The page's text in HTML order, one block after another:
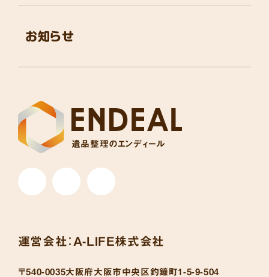
遺品整理のエンディール
お知らせ
運営会社： A-LIFE株式会社
〒540-0035大阪府大阪市中央区釣鐘町1-5-9-504